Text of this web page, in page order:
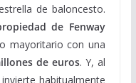
de baloncesto.
de Fenway
mayoritario con una
de euros. Y, al
habitualmente